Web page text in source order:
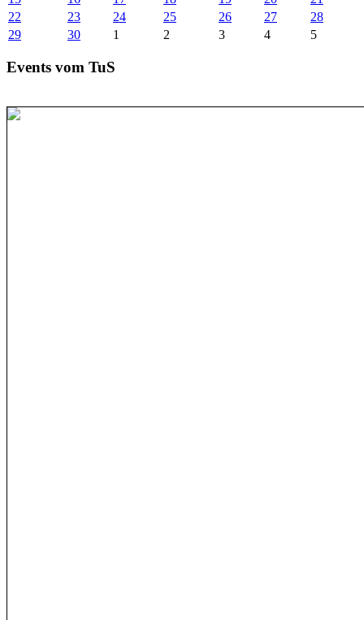
22
23 24 25 26 27
28
29
30 1 2 3 4 5
Events vom TuS